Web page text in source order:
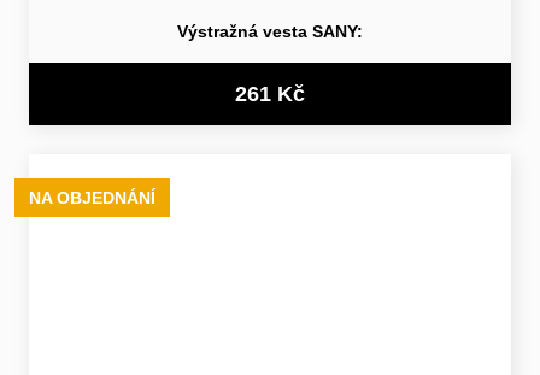
Výstražná vesta SANY:
261 Kč
NA OBJEDNÁNÍ